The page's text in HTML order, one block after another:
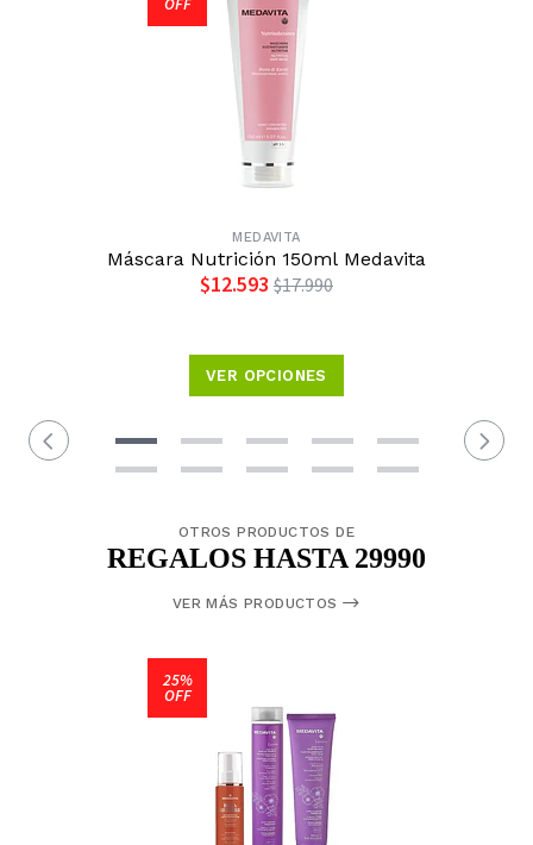
OFF
MEDAVITA
Máscara Nutrición 150ml Medavita
$12.593 $17.990
VER OPCIONES
OTROS PRODUCTOS DE
REGALOS HASTA 29990
VER MÁS PRODUCTOS
25%
OFF